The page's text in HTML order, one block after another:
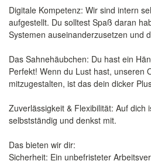
Digitale Kompetenz: Wir sind intern
aufgestellt. Du solltest Spaß daran
Systemen auseinanderzusetzen und
Das Sahnehäubchen: Du hast ein
Perfekt! Wenn du Lust hast, unseren
mitzugestalten, ist das dein dicker
Zuverlässigkeit & Flexibilität: Auf dich
selbstständig und denkst mit.
Das bieten wir dir:
Sicherheit: Ein unbefristeter